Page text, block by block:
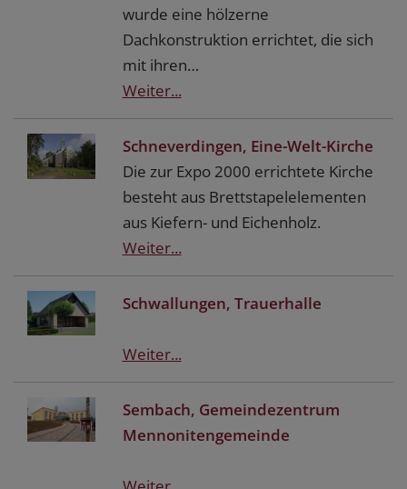
wurde eine hölzerne
Dachkonstruktion errichtet, die sich
mit ihren…
Weiter...
Schneverdingen, Eine-Welt-Kirche
Die zur Expo 2000 errichtete Kirche
besteht aus Brettstapelelementen
aus Kiefern- und Eichenholz.
Weiter...
Schwallungen, Trauerhalle
Weiter...
Sembach, Gemeindezentrum
Mennonitengemeinde